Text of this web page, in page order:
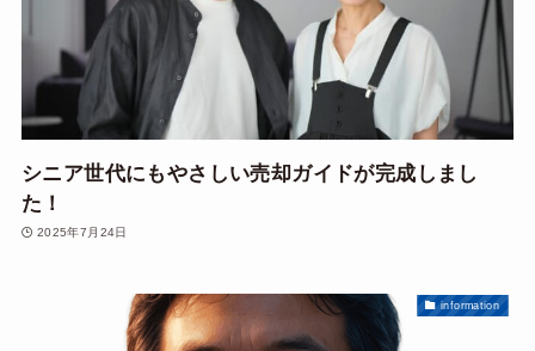
シニア世代にもやさしい売却ガイドが完成しまし
た！
2025年7月24日
information